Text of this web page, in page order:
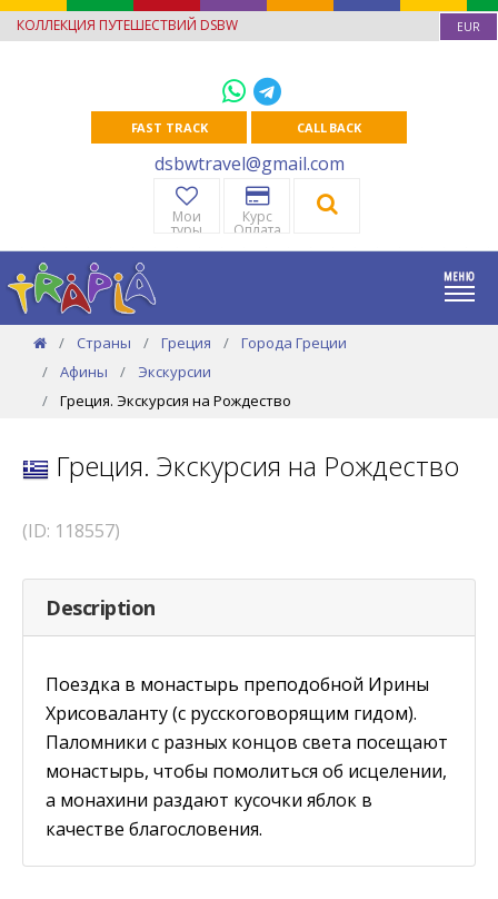
КОЛЛЕКЦИЯ ПУТЕШЕСТВИЙ DSBW EUR
FAST TRACK CALL BACK
dsbwtravel@gmail.com
Мои
туры
Курс
Оплата
Страны Греция
Города Греции
Афины
Экскурсии
Греция. Экскурсия на Рождество
Греция. Экскурсия на Рождество
(ID: 118557)
Description
Поездка в монастырь преподобной Ирины
Хрисоваланту (с русскоговорящим гидом).
Паломники с разных концов света посещают
монастырь, чтобы помолиться об исцелении,
а монахини раздают кусочки яблок в
качестве благословения.